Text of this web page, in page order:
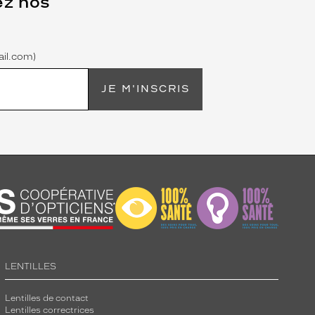
JE M'INSCRIS
LENTILLES
Lentilles de contact
Lentilles correctrices